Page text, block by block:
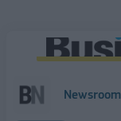
Newsroom